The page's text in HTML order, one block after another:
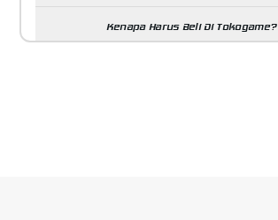
Kenapa Harus Beli Di Tokogame?